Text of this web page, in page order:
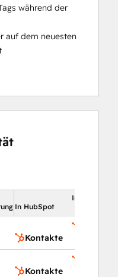
während der
auf dem neuesten
In HubSpot
In HubSpot
Kontakte
Kontakte